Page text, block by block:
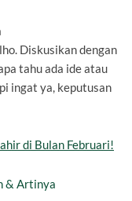
Diskusikan dengan
tahu ada ide atau
ingat ya, keputusan
di Bulan Februari!
& Artinya